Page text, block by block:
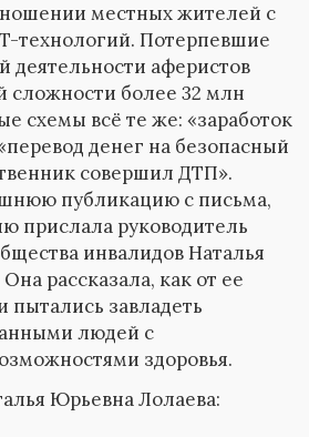
местных жителей с
технологий. Потерпевшие
деятельности аферистов
более 32 млн
схемы всё те же: «заработок
денег на безопасный
совершил ДТП».
публикацию с письма,
прислала руководитель
инвалидов Наталья
рассказала, как от ее
завладеть
людей с
здоровья.
Юрьевна Лолаева: